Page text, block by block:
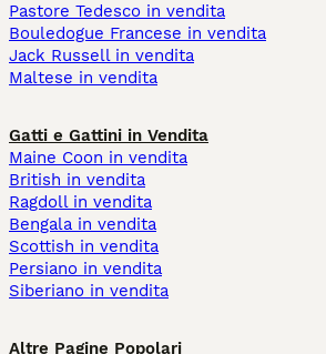
Pastore Tedesco in vendita
Bouledogue Francese in vendita
Jack Russell in vendita
Maltese in vendita
Gatti e Gattini in Vendita
Maine Coon in vendita
British in vendita
Ragdoll in vendita
Bengala in vendita
Scottish in vendita
Persiano in vendita
Siberiano in vendita
Altre Pagine Popolari